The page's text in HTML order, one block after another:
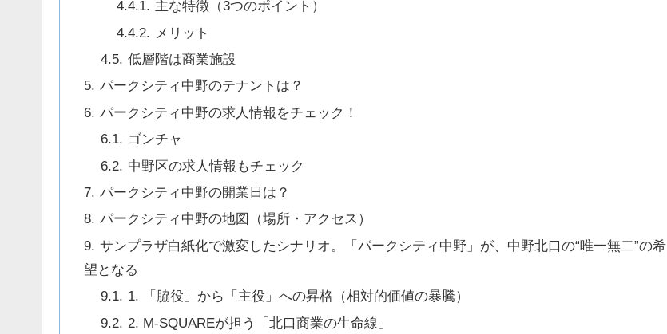
主な特徴（3つのポイント）
メリット
低層階は商業施設
パークシティ中野のテナントは？
パークシティ中野の求人情報をチェック！
ゴンチャ
中野区の求人情報もチェック
パークシティ中野の開業日は？
パークシティ中野の地図（場所・アクセス）
サンプラザ白紙化で激変したシナリオ。「パークシティ中野」が、中野北口の“唯一無二”の希
望となる
1. 「脇役」から「主役」への昇格（相対的価値の暴騰）
2. M-SQUAREが担う「北口商業の生命線」